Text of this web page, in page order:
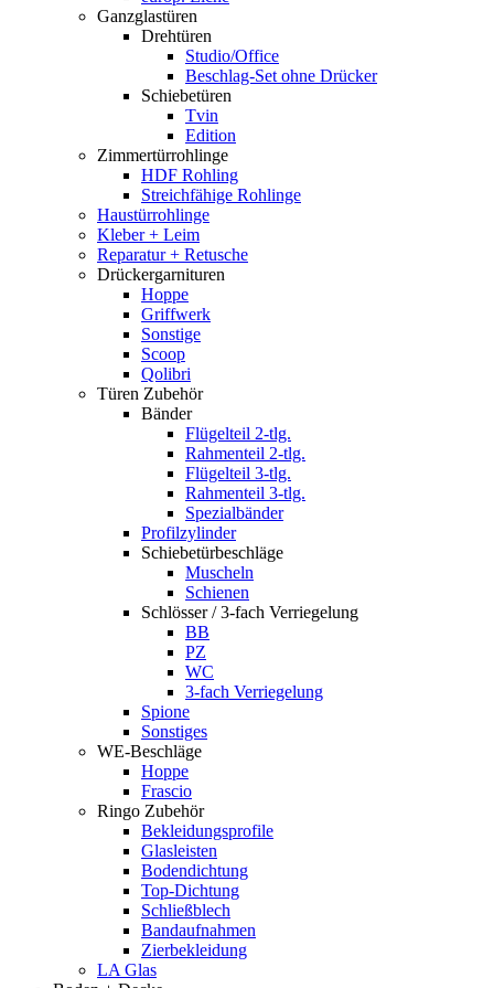
Ganzglastüren
Drehtüren
Studio/Office
Beschlag-Set ohne Drücker
Schiebetüren
Tvin
Edition
Zimmertürrohlinge
HDF Rohling
Streichfähige Rohlinge
Haustürrohlinge
Kleber + Leim
Reparatur + Retusche
Drückergarnituren
Hoppe
Griffwerk
Sonstige
Scoop
Qolibri
Türen Zubehör
Bänder
Flügelteil 2-tlg.
Rahmenteil 2-tlg.
Flügelteil 3-tlg.
Rahmenteil 3-tlg.
Spezialbänder
Profilzylinder
Schiebetürbeschläge
Muscheln
Schienen
Schlösser / 3-fach Verriegelung
BB
PZ
WC
3-fach Verriegelung
Spione
Sonstiges
WE-Beschläge
Hoppe
Frascio
Ringo Zubehör
Bekleidungsprofile
Glasleisten
Bodendichtung
Top-Dichtung
Schließblech
Bandaufnahmen
Zierbekleidung
LA Glas